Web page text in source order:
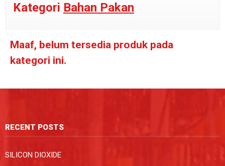
Kategori Bahan Pakan
Maaf, belum tersedia produk pada
kategori ini.
RECENT POSTS
SILICON DIOXIDE